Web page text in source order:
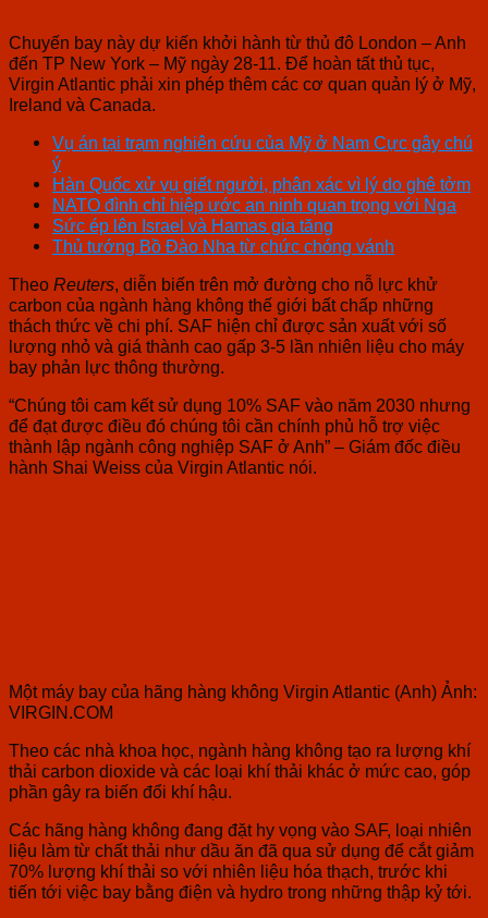
Chuyến bay này dự kiến khởi hành từ thủ đô London – Anh
đến TP New York – Mỹ ngày 28-11. Để hoàn tất thủ tục,
Virgin Atlantic phải xin phép thêm các cơ quan quản lý ở Mỹ,
Ireland và Canada.
Vụ án tại trạm nghiên cứu của Mỹ ở Nam Cực gây chú
ý
Hàn Quốc xử vụ giết người, phân xác vì lý do ghê tởm
NATO đình chỉ hiệp ước an ninh quan trọng với Nga
Sức ép lên Israel và Hamas gia tăng
Thủ tướng Bồ Đào Nha từ chức chóng vánh
Theo Reuters, diễn biến trên mở đường cho nỗ lực khử
carbon của ngành hàng không thế giới bất chấp những
thách thức về chi phí. SAF hiện chỉ được sản xuất với số
lượng nhỏ và giá thành cao gấp 3-5 lần nhiên liệu cho máy
bay phản lực thông thường.
“Chúng tôi cam kết sử dụng 10% SAF vào năm 2030 nhưng
để đạt được điều đó chúng tôi cần chính phủ hỗ trợ việc
thành lập ngành công nghiệp SAF ở Anh” – Giám đốc điều
hành Shai Weiss của Virgin Atlantic nói.
Một máy bay của hãng hàng không Virgin Atlantic (Anh) Ảnh:
VIRGIN.COM
Theo các nhà khoa học, ngành hàng không tạo ra lượng khí
thải carbon dioxide và các loại khí thải khác ở mức cao, góp
phần gây ra biến đổi khí hậu.
Các hãng hàng không đang đặt hy vọng vào SAF, loại nhiên
liệu làm từ chất thải như dầu ăn đã qua sử dụng để cắt giảm
70% lượng khí thải so với nhiên liệu hóa thạch, trước khi
tiến tới việc bay bằng điện và hydro trong những thập kỷ tới.